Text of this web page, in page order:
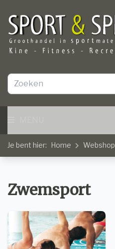
Je bent hier: Home Webshop
Zwemsport